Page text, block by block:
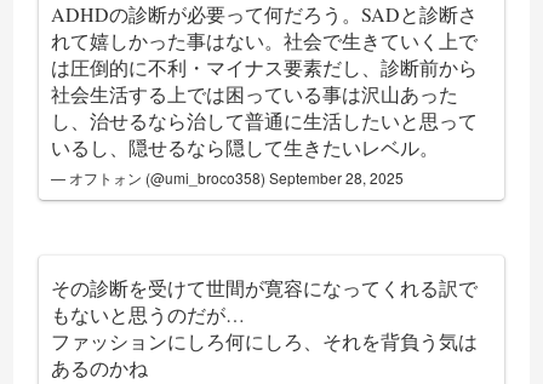
ADHDの診断が必要って何だろう。SADと診断さ
れて嬉しかった事はない。社会で生きていく上で
は圧倒的に不利・マイナス要素だし、診断前から
社会生活する上では困っている事は沢山あった
し、治せるなら治して普通に生活したいと思って
いるし、隠せるなら隠して生きたいレベル。
— オフトォン (@umi_broco358)September 28, 2025
その診断を受けて世間が寛容になってくれる訳で
もないと思うのだが…
ファッションにしろ何にしろ、それを背負う気は
あるのかね